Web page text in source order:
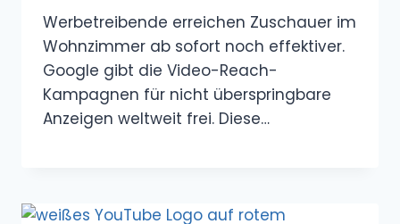
Werbetreibende erreichen Zuschauer im
Wohnzimmer ab sofort noch effektiver.
Google gibt die Video-Reach-
Kampagnen für nicht überspringbare
Anzeigen weltweit frei. Diese…